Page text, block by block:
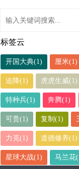
标签云
开国大典(1) 厘米(1)
迫降(1) 虎虎生威(1)
特种兵(1) 奔腾(1)
可贵(1) 复制(1)
力克(1) 道德修养(1)
星球大战(1) 马兰花